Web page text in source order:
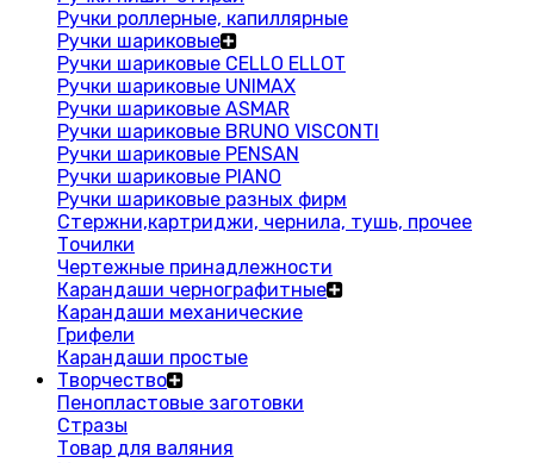
Ручки роллерные, капиллярные
Ручки шариковые
Ручки шариковые CELLO ELLOT
Ручки шариковые UNIMAX
Ручки шариковые ASMAR
Ручки шариковые BRUNO VISCONTI
Ручки шариковые PENSAN
Ручки шариковые PIANO
Ручки шариковые разных фирм
Стержни,картриджи, чернила, тушь, прочее
Точилки
Чертежные принадлежности
Карандаши чернографитные
Карандаши механические
Грифели
Карандаши простые
Творчество
Пенопластовые заготовки
Стразы
Товар для валяния